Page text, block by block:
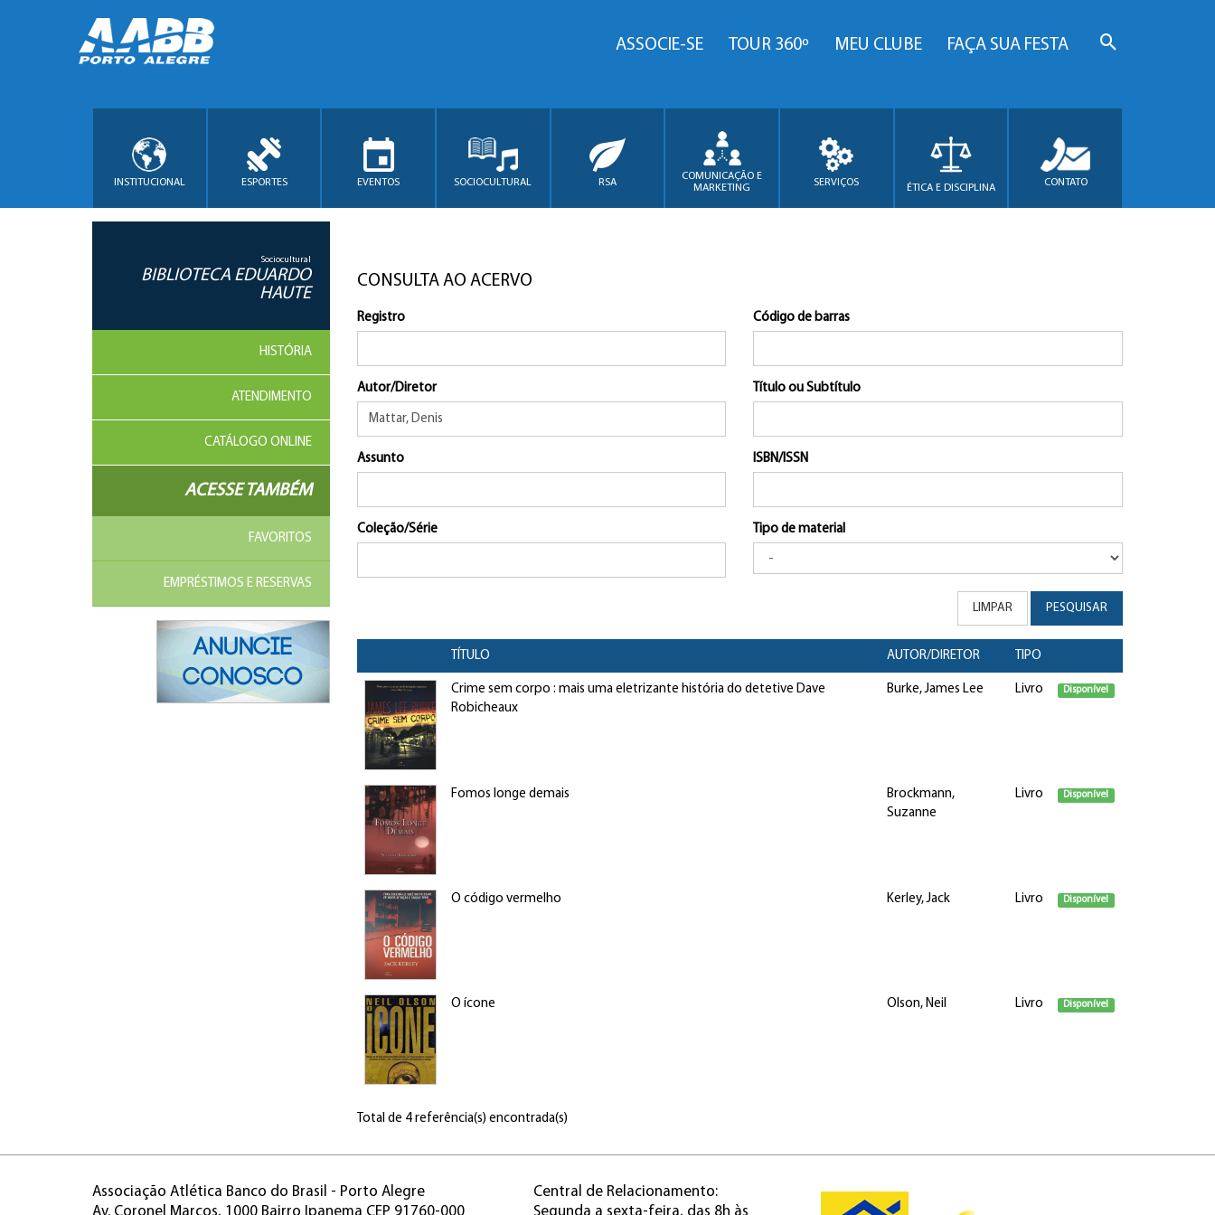
ASSOCIE-SE TOUR 360º MEU CLUBE FAÇA SUA FESTA
INSTITUCIONAL ESPORTES EVENTOS SOCIOCULTURAL RSA
COMUNICAÇÃO E
MARKETING
SERVIÇOS ÉTICA E DISCIPLINA CONTATO
Sociocultural
BIBLIOTECA EDUARDO
HAUTE
HISTÓRIA
ATENDIMENTO
CATÁLOGO ONLINE
ACESSE TAMBÉM
FAVORITOS
EMPRÉSTIMOS E RESERVAS
CONSULTA AO ACERVO
Registro Código de barras
Autor/Diretor Título ou Subtítulo
Assunto ISBN/ISSN
Coleção/Série Tipo de material
LIMPAR PESQUISAR
TÍTULO AUTOR/DIRETOR TIPO
Crime sem corpo : mais uma eletrizante história do detetive Dave
Robicheaux
Burke, James Lee Livro Disponível
Fomos longe demais
Brockmann,
Suzanne
Livro Disponível
O código vermelho Kerley, Jack Livro Disponível
O ícone Olson, Neil Livro Disponível
Total de 4 referência(s) encontrada(s)
Associação Atlética Banco do Brasil - Porto Alegre
Av. Coronel Marcos, 1000 Bairro Ipanema CEP 91760-000
Central de Relacionamento:
Segunda a sexta-feira, das 8h às